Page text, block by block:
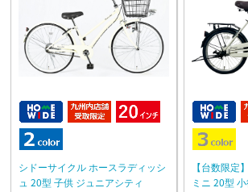
シドーサイクル ホースラディッシ
ュ 20型 子供 ジュニアシティ
【台数限定
ミニ 20型